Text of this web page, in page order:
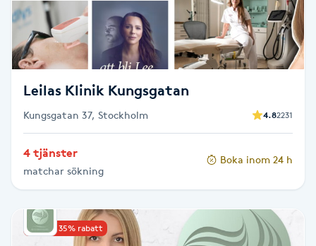
Hälsa
Hälsprickor
IPL hårborttagning
Leilas Klinik Kungsgatan
Kungsgatan 37, Stockholm 4.82231
4 tjänster
matchar sökning
Boka inom 24 h
Upp till 35% rabatt